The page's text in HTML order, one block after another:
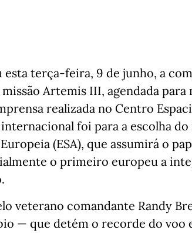
esta terça-feira, 9 de junho, a
Artemis III, agendada para
realizada no Centro
foi para a escolha
(ESA), que assumirá o
o primeiro europeu a
veterano comandante Randy
— que detém o recorde do voo